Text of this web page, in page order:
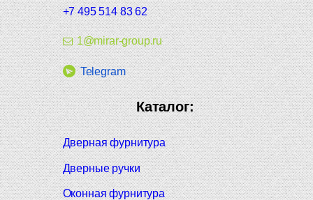
+7 495 514 83 62
1@mirar-group.ru
Telegram
Каталог:
Дверная фурнитура
Дверные ручки
Оконная фурнитура